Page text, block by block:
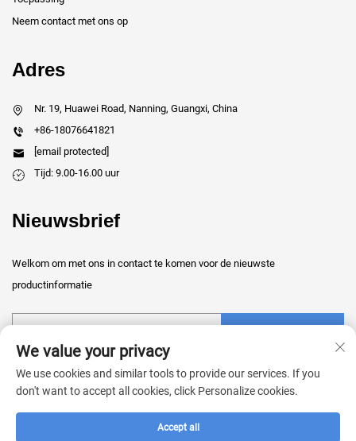
Neem contact met ons op
Adres
Nr. 19, Huawei Road, Nanning, Guangxi, China
+86-18076641821
[email protected]
Tijd: 9.00-16.00 uur
Nieuwsbrief
Welkom om met ons in contact te komen voor de nieuwste
productinformatie
We value your privacy
We use cookies and similar tools to provide our services. If you
don't want to accept all cookies, click Personalize cookies.
Accept all